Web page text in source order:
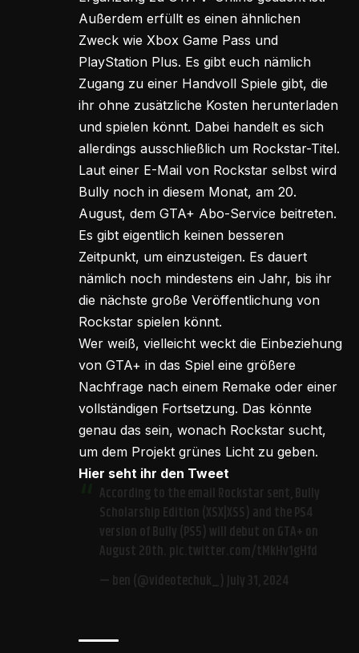
Außerdem erfüllt es einen ähnlichen
Zweck wie Xbox Game Pass und
PlayStation Plus. Es gibt euch nämlich
Zugang zu einer Handvoll Spiele gibt, die
ihr ohne zusätzliche Kosten herunterladen
und spielen könnt. Dabei handelt es sich
allerdings ausschließlich um Rockstar-Titel.
Laut einer E-Mail von Rockstar selbst wird
Bully noch in diesem Monat, am 20.
August, dem GTA+ Abo-Service beitreten.
Es gibt eigentlich keinen besseren
Zeitpunkt, um einzusteigen. Es dauert
nämlich noch mindestens ein Jahr, bis ihr
die nächste große Veröffentlichung von
Rockstar spielen könnt.
Wer weiß, vielleicht weckt die Einbeziehung
von GTA+ in das Spiel eine größere
Nachfrage nach einem Remake oder einer
vollständigen Fortsetzung. Das könnte
genau das sein, wonach Rockstar sucht,
um dem Projekt grünes Licht zu geben.
Hier seht ihr den Tweet